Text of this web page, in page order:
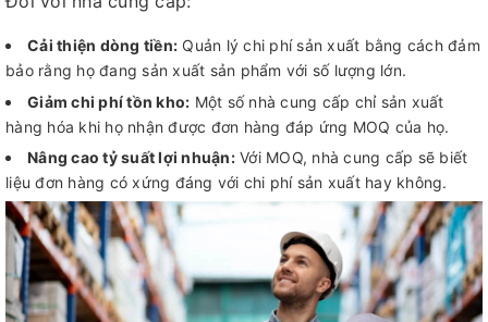
Cải thiện dòng tiền: Quản lý chi phí sản xuất bằng cách đảm
bảo rằng họ đang sản xuất sản phẩm với số lượng lớn.
Giảm chi phí tồn kho: Một số nhà cung cấp chỉ sản xuất
hàng hóa khi họ nhận được đơn hàng đáp ứng MOQ của họ.
Nâng cao tỷ suất lợi nhuận:Với MOQ, nhà cung cấp sẽ biết
liệu đơn hàng có xứng đáng với chi phí sản xuất hay không.